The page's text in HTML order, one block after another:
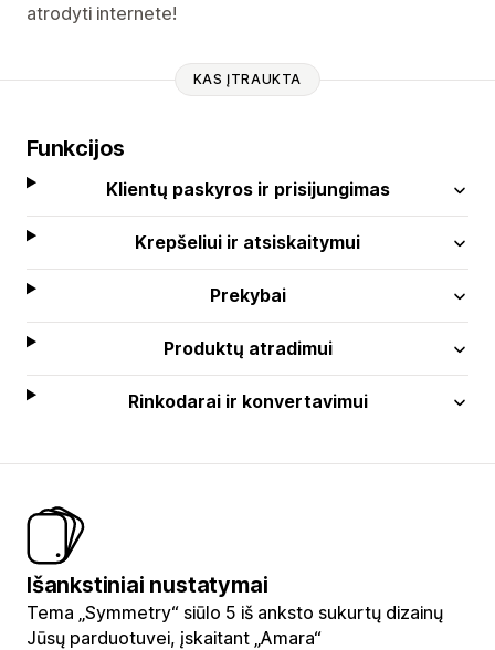
atrodyti internete!
KAS ĮTRAUKTA
Funkcijos
Klientų paskyros ir prisijungimas
Krepšeliui ir atsiskaitymui
Prekybai
Produktų atradimui
Rinkodarai ir konvertavimui
Išankstiniai nustatymai
Tema „Symmetry“ siūlo 5 iš anksto sukurtų dizainų
Jūsų parduotuvei, įskaitant „Amara“